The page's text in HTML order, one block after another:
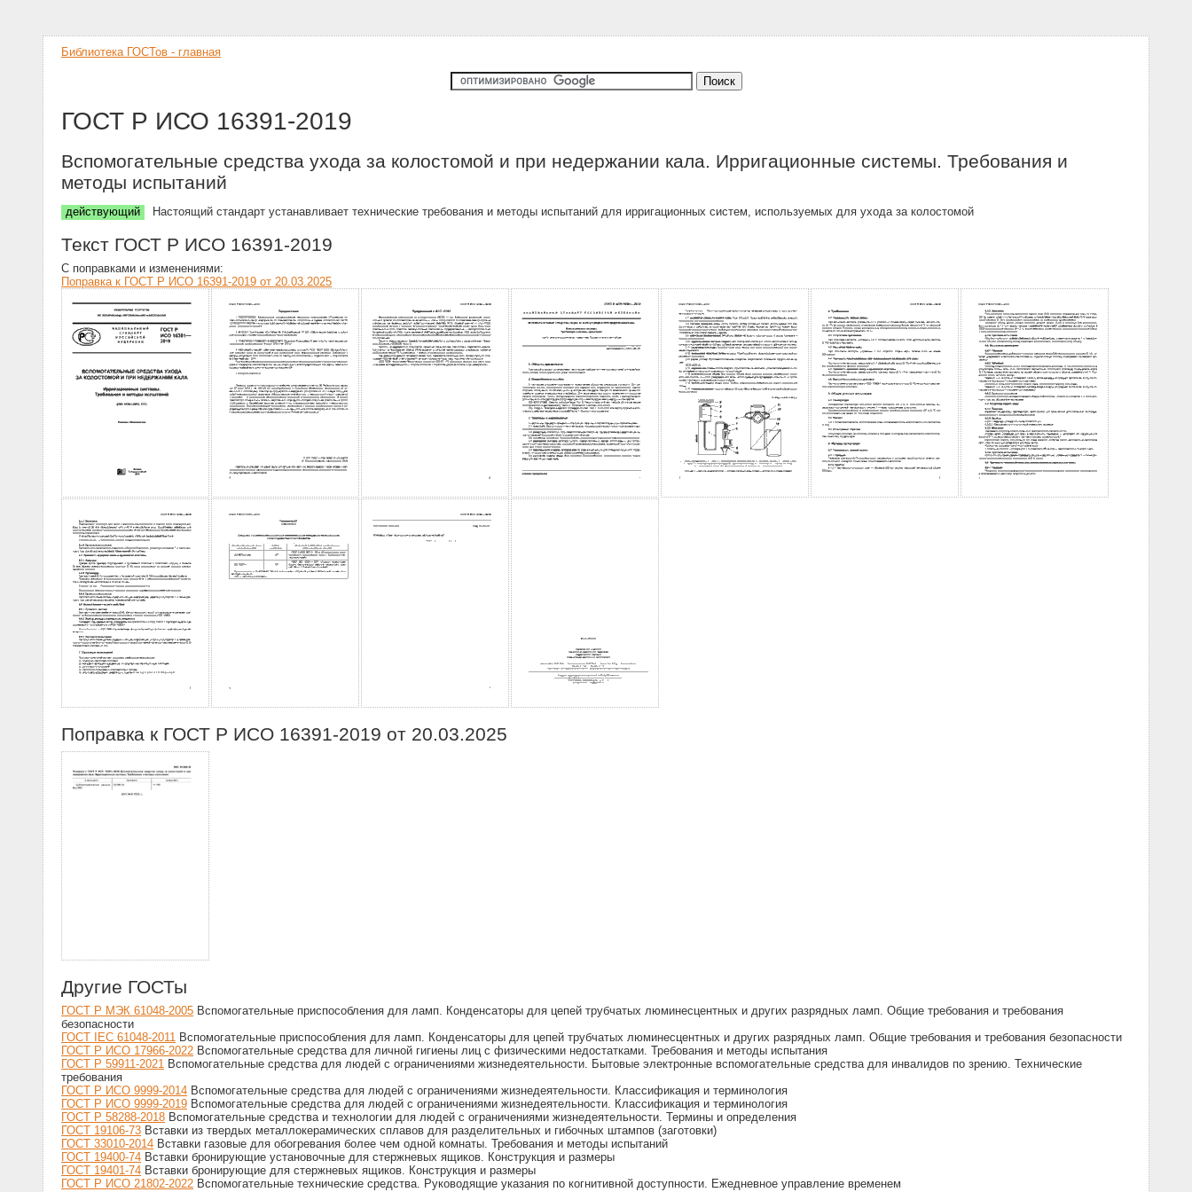
Библиотека ГОСТов - главная
ГОСТ Р ИСО 16391-2019
Вспомогательные средства ухода за колостомой и при недержании кала. Ирригационные системы. Требования и
методы испытаний
действующий Настоящий стандарт устанавливает технические требования и методы испытаний для ирригационных систем, используемых для ухода за колостомой
Текст ГОСТ Р ИСО 16391-2019
С поправками и изменениями:
Поправка к ГОСТ Р ИСО 16391-2019 от 20.03.2025
Поправка к ГОСТ Р ИСО 16391-2019 от 20.03.2025
Другие ГОСТы
ГОСТ Р МЭК 61048-2005 Вспомогательные приспособления для ламп. Конденсаторы для цепей трубчатых люминесцентных и других разрядных ламп. Общие требования и требования
безопасности
ГОСТ IEC 61048-2011 Вспомогательные приспособления для ламп. Конденсаторы для цепей трубчатых люминесцентных и других разрядных ламп. Общие требования и требования безопасности
ГОСТ Р ИСО 17966-2022 Вспомогательные средства для личной гигиены лиц с физическими недостатками. Требования и методы испытания
ГОСТ Р 59911-2021 Вспомогательные средства для людей с ограничениями жизнедеятельности. Бытовые электронные вспомогательные средства для инвалидов по зрению. Технические
требования
ГОСТ Р ИСО 9999-2014 Вспомогательные средства для людей с ограничениями жизнедеятельности. Классификация и терминология
ГОСТ Р ИСО 9999-2019 Вспомогательные средства для людей с ограничениями жизнедеятельности. Классификация и терминология
ГОСТ Р 58288-2018 Вспомогательные средства и технологии для людей с ограничениями жизнедеятельности. Термины и определения
ГОСТ 19106-73 Вставки из твердых металлокерамических сплавов для разделительных и гибочных штампов (заготовки)
ГОСТ 33010-2014 Вставки газовые для обогревания более чем одной комнаты. Требования и методы испытаний
ГОСТ 19400-74 Вставки бронирующие установочные для стержневых ящиков. Конструкция и размеры
ГОСТ 19401-74 Вставки бронирующие для стержневых ящиков. Конструкция и размеры
ГОСТ Р ИСО 21802-2022 Вспомогательные технические средства. Руководящие указания по когнитивной доступности. Ежедневное управление временем